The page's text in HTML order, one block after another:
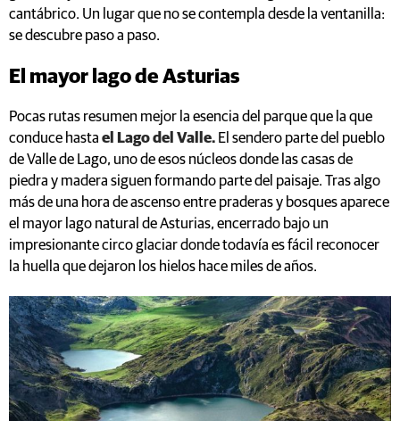
cantábrico. Un lugar que no se contempla desde la ventanilla:
se descubre paso a paso.
El mayor lago de Asturias
Pocas rutas resumen mejor la esencia del parque que la que
conduce hasta el Lago del Valle. El sendero parte del pueblo
de Valle de Lago, uno de esos núcleos donde las casas de
piedra y madera siguen formando parte del paisaje. Tras algo
más de una hora de ascenso entre praderas y bosques aparece
el mayor lago natural de Asturias, encerrado bajo un
impresionante circo glaciar donde todavía es fácil reconocer
la huella que dejaron los hielos hace miles de años.